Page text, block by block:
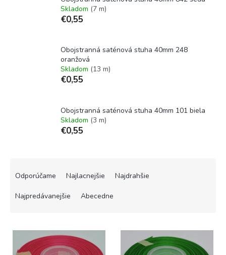
Skladom (7 m)
€0,55
Obojstranná saténová stuha 40mm 248
oranžová
Skladom (13 m)
€0,55
Obojstranná saténová stuha 40mm 101 biela
Skladom (3 m)
€0,55
e
Odporúčame Najlacnejšie Najdrahšie
Najpredávanejšie Abecedne
V